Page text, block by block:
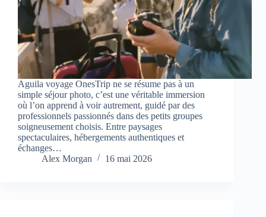
Aguila voyage OnesTrip ne se résume pas à un
simple séjour photo, c’est une véritable immersion
où l’on apprend à voir autrement, guidé par des
professionnels passionnés dans des petits groupes
soigneusement choisis. Entre paysages
spectaculaires, hébergements authentiques et
échanges…
Alex Morgan
16 mai 2026